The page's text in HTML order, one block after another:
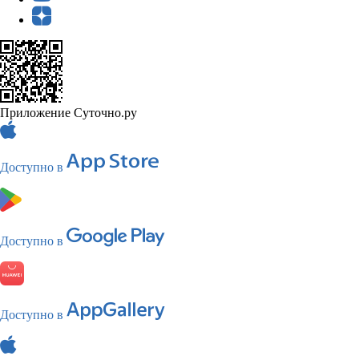
Приложение Суточно.ру
Доступно в
Доступно в
Доступно в